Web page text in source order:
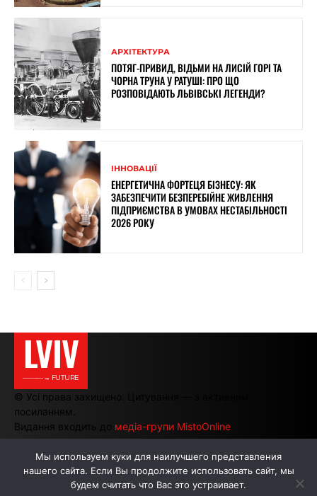
АРХІТЕКТУРА
ПОТЯГ-ПРИВИД, ВІДЬМИ НА ЛИСІЙ ГОРІ ТА
ЧОРНА ТРУНА У РАТУШІ: ПРО ЩО
РОЗПОВІДАЮТЬ ЛЬВІВСЬКІ ЛЕГЕНДИ?
ІННОВАЦІЇ
ЕНЕРГЕТИЧНА ФОРТЕЦЯ БІЗНЕСУ: ЯК
ЗАБЕЗПЕЧИТИ БЕЗПЕРЕБІЙНЕ ЖИВЛЕННЯ
ПІДПРИЄМСТВА В УМОВАХ НЕСТАБІЛЬНОСТІ
2026 РОКУ
LVIV
———→ FUTURE
© Усі права захищено. Цитування — з активним
посиланням.
Видання входить до медіа-групи MistoOnline
АВТОРИ РЕКЛАМА НА САЙТІ
Мы используем куки для наилучшего представления
нашего сайта. Если Вы продолжите использовать сайт, мы
будем считать что Вас это устраивает.